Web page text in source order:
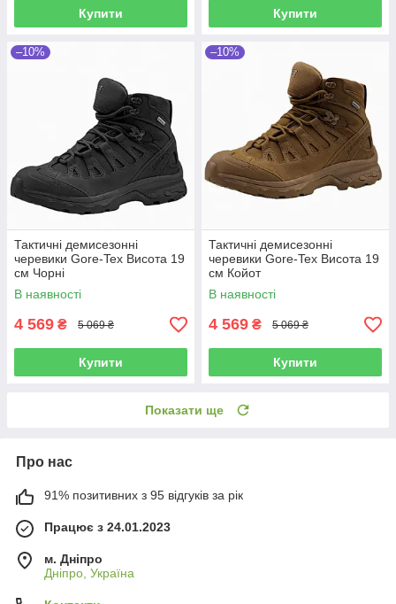
Купити Купити
–10%
Тактичні демисезонні
черевики Gore-Tex Висота 19
см Чорні
В наявності
4 569 ₴ 5 069 ₴
Купити
–10%
Тактичні демисезонні
черевики Gore-Tex Висота 19
см Койот
В наявності
4 569 ₴ 5 069 ₴
Купити
Показати ще
Про нас
91% позитивних з 95 відгуків за рік
Працює з 24.01.2023
м. Дніпро
Дніпро, Україна